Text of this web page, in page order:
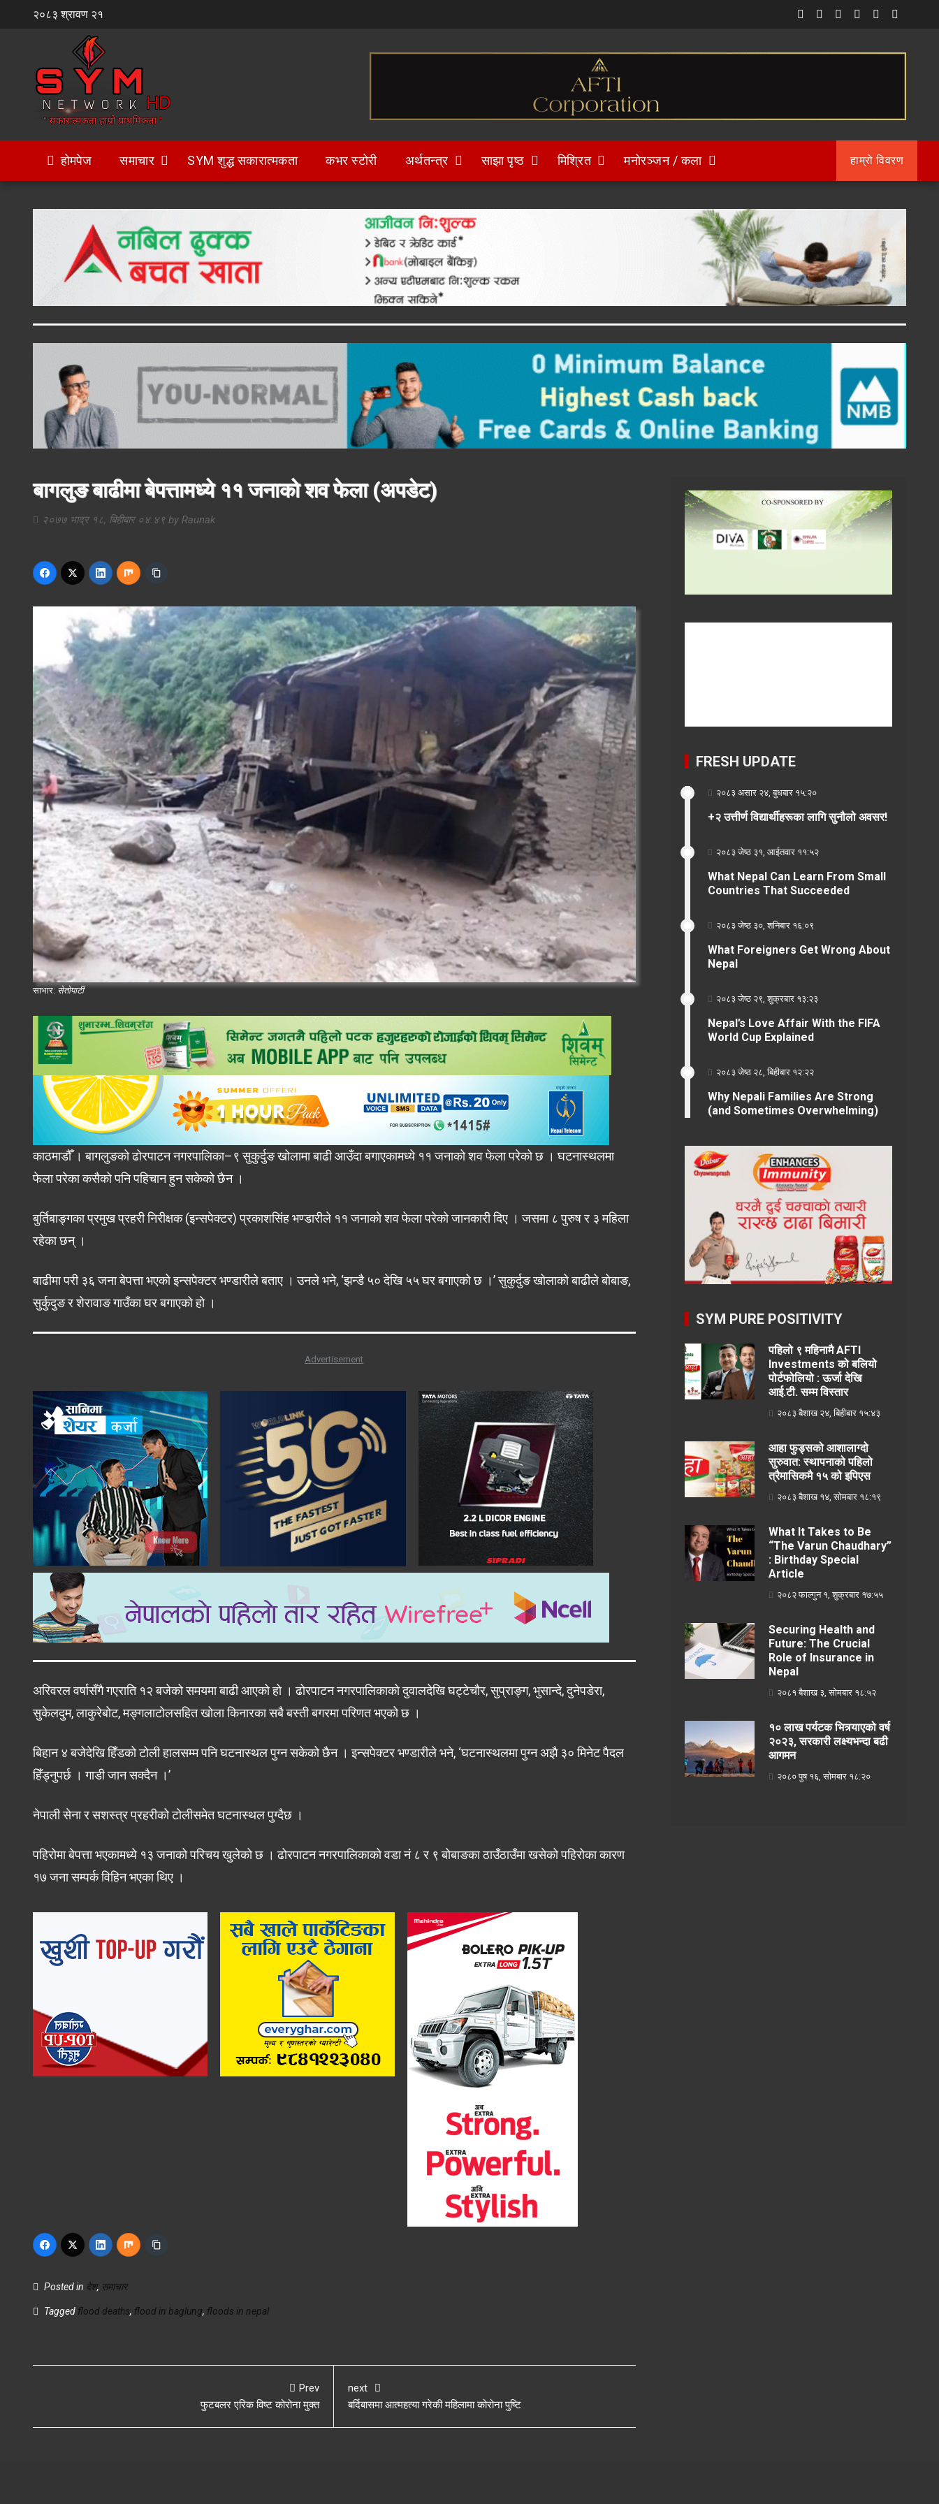
२०८३ श्रावण २१
होमपेज समाचार SYM शुद्ध सकारात्मकता कभर स्टोरी अर्थतन्त्र साझा पृष्ठ मिश्रित मनोरञ्जन / कला हाम्रो विवरण
बागलुङ बाढीमा बेपत्तामध्ये ११ जनाको शव फेला (अपडेट)
२०७७ भाद्र १८, बिहीबार ०४:४९ by Raunak
साभार: सेतोपाटी
काठमाडौँ । बागलुङको ढोरपाटन नगरपालिका–९ सुकुर्दुङ खोलामा बाढी आउँदा बगाएकामध्ये ११ जनाको शव फेला परेको छ । घटनास्थलमा
फेला परेका कसैको पनि पहिचान हुन सकेको छैन ।
बुर्तिबाङ्गका प्रमुख प्रहरी निरीक्षक (इन्सपेक्टर) प्रकाशसिंह भण्डारीले ११ जनाको शव फेला परेको जानकारी दिए । जसमा ८ पुरुष र ३ महिला
रहेका छन् ।
बाढीमा परी ३६ जना बेपत्ता भएको इन्सपेक्टर भण्डारीले बताए । उनले भने, ‘झन्डै ५० देखि ५५ घर बगाएको छ ।’ सुकुर्दुङ खोलाको बाढीले बोबाङ,
सुर्कुदुङ र शेरावाङ गाउँका घर बगाएको हो ।
Advertisement
अरिवरल वर्षासँगै गएराति १२ बजेको समयमा बाढी आएको हो । ढोरपाटन नगरपालिकाको दुवालदेखि घट्टेचौर, सुप्राङ्ग, भुसान्दे, दुनेपडेरा,
सुकेलदुम, लाकुरेबोट, मङ्गलाटोलसहित खोला किनारका सबै बस्ती बगरमा परिणत भएको छ ।
बिहान ४ बजेदेखि हिँडको टोली हालसम्म पनि घटनास्थल पुग्न सकेको छैन । इन्सपेक्टर भण्डारीले भने, ‘घटनास्थलमा पुग्न अझै ३० मिनेट पैदल
हिँड्नुपर्छ । गाडी जान सक्दैन ।’
नेपाली सेना र सशस्त्र प्रहरीको टोलीसमेत घटनास्थल पुग्दैछ ।
पहिरोमा बेपत्ता भएकामध्ये १३ जनाको परिचय खुलेको छ । ढोरपाटन नगरपालिकाको वडा नं ८ र ९ बोबाङका ठाउँठाउँमा खसेको पहिरोका कारण
१७ जना सम्पर्क विहिन भएका थिए ।
Posted in देश, समाचार
Tagged flood deaths, flood in baglung, floods in nepal
Prev
फुटबलर एरिक विष्ट कोरोना मुक्त
next
बर्दिबासमा आत्महत्या गरेकी महिलामा कोरोना पुष्टि
FRESH UPDATE
२०८३ असार २४, बुधबार १५:२०
+२ उत्तीर्ण विद्यार्थीहरूका लागि सुनौलो अवसर!
२०८३ जेष्ठ ३१, आईतवार ११:५२
What Nepal Can Learn From Small
Countries That Succeeded
२०८३ जेष्ठ ३०, शनिबार १६:०९
What Foreigners Get Wrong About
Nepal
२०८३ जेष्ठ २९, शुक्रबार १३:२३
Nepal’s Love Affair With the FIFA
World Cup Explained
२०८३ जेष्ठ २८, बिहीबार १२:२२
Why Nepali Families Are Strong
(and Sometimes Overwhelming)
SYM PURE POSITIVITY
पहिलो ९ महिनामै AFTI
Investments को बलियो
पोर्टफोलियो : ऊर्जा देखि
आई.टी. सम्म विस्तार
२०८३ बैशाख २४, बिहीबार १५:४३
आहा फुड्सको आशालाग्दो
सुरुवात: स्थापनाको पहिलो
त्रैमासिकमै १५ को इपिएस
२०८३ बैशाख १४, सोमबार १८:१९
What It Takes to Be
“The Varun Chaudhary”
: Birthday Special
Article
२०८२ फाल्गुन १, शुक्रबार १७:५५
Securing Health and
Future: The Crucial
Role of Insurance in
Nepal
२०८१ बैशाख ३, सोमबार १८:५२
१० लाख पर्यटक भित्र्याएको वर्ष
२०२३, सरकारी लक्ष्यभन्दा बढी
आगमन
२०८० पुष १६, सोमबार १८:२०